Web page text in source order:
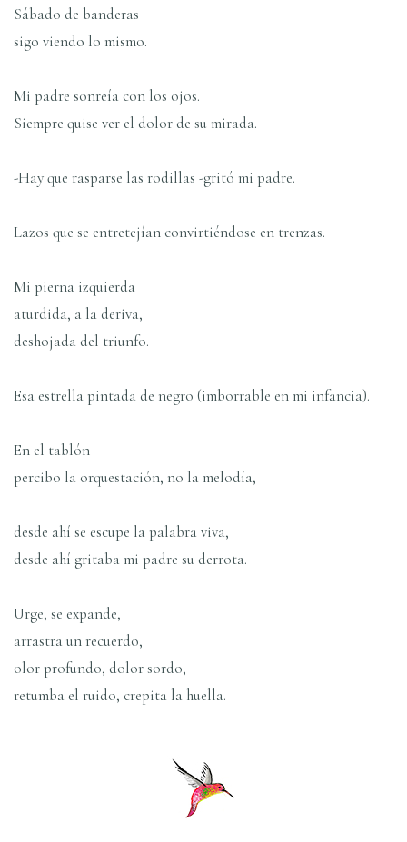
Sábado de banderas
sigo viendo lo mismo.
Mi padre sonreí­a con los ojos.
Siempre quise ver el dolor de su mirada.
-Hay que rasparse las rodillas -gritó mi padre.
Lazos que se entretejí­an convirtiéndose en trenzas.
Mi pierna izquierda
aturdida, a la deriva,
deshojada del triunfo.
Esa estrella pintada de negro (imborrable en mi infancia).
En el tablón
percibo la orquestación, no la melodí­a,
desde ahí­ se escupe la palabra viva,
desde ahí­ gritaba mi padre su derrota.
Urge, se expande,
arrastra un recuerdo,
olor profundo, dolor sordo,
retumba el ruido, crepita la huella.